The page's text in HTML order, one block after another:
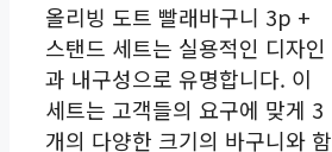
올리빙 도트 빨래바구니 3p +
스탠드 세트는 실용적인 디자인
과 내구성으로 유명합니다. 이
세트는 고객들의 요구에 맞게 3
개의 다양한 크기의 바구니와 함